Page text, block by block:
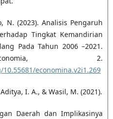
N. (2023). Analisis Pengaruh
Tingkat Kemandirian
Pada Tahun 2006 –2021.
2.
economina.v2i1.269
I. A., & Wasil, M. (2021).
Daerah dan Implikasinya